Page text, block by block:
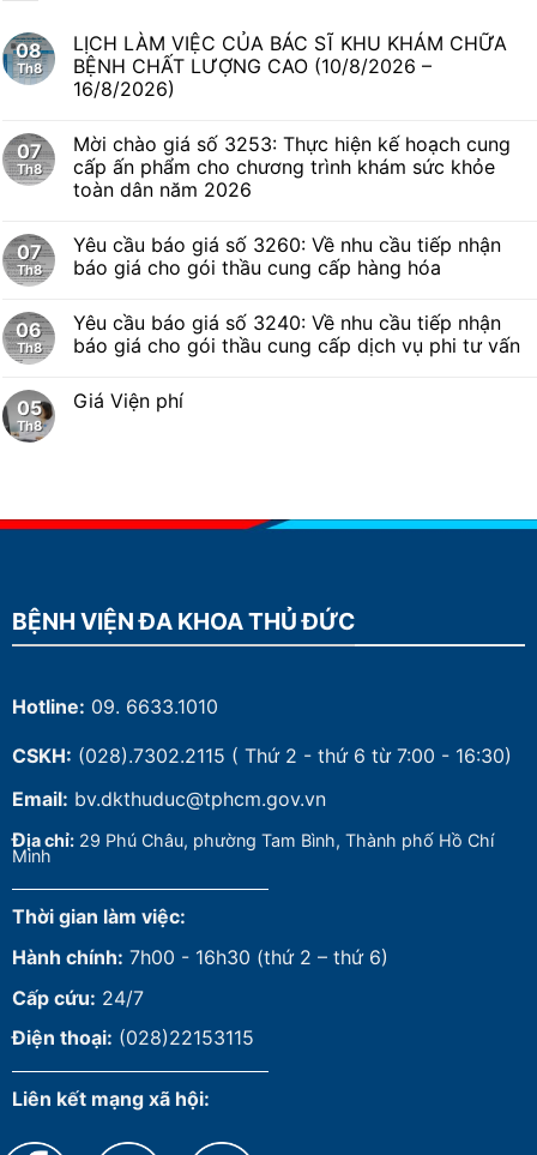
08
Th8
LỊCH LÀM VIỆC CỦA BÁC SĨ KHU KHÁM CHỮA
BỆNH CHẤT LƯỢNG CAO (10/8/2026 –
16/8/2026)
07
Th8
Mời chào giá số 3253: Thực hiện kế hoạch cung
cấp ấn phẩm cho chương trình khám sức khỏe
toàn dân năm 2026
07
Th8
Yêu cầu báo giá số 3260: Về nhu cầu tiếp nhận
báo giá cho gói thầu cung cấp hàng hóa
06
Th8
Yêu cầu báo giá số 3240: Về nhu cầu tiếp nhận
báo giá cho gói thầu cung cấp dịch vụ phi tư vấn
05
Th8
Giá Viện phí
BỆNH VIỆN ĐA KHOA THỦ ĐỨC
Hotline: 09. 6633.1010
CSKH: (028).7302.2115 ( Thứ 2 - thứ 6 từ 7:00 - 16:30)
Email: bv.dkthuduc@tphcm.gov.vn
Địa chỉ: 29 Phú Châu, phường Tam Bình, Thành phố Hồ Chí
Minh
Thời gian làm việc:
Hành chính: 7h00 - 16h30 (thứ 2 – thứ 6)
Cấp cứu: 24/7
Điện thoại: (028)22153115
Liên kết mạng xã hội: